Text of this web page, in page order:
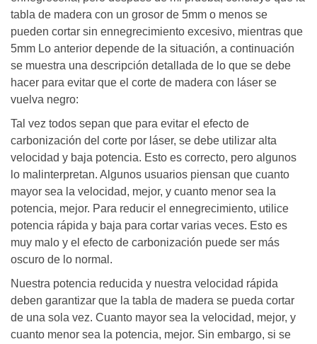
tabla de madera con un grosor de 5mm o menos se
pueden cortar sin ennegrecimiento excesivo, mientras que
5mm Lo anterior depende de la situación, a continuación
se muestra una descripción detallada de lo que se debe
hacer para evitar que el corte de madera con láser se
vuelva negro:
Tal vez todos sepan que para evitar el efecto de
carbonización del corte por láser, se debe utilizar alta
velocidad y baja potencia. Esto es correcto, pero algunos
lo malinterpretan. Algunos usuarios piensan que cuanto
mayor sea la velocidad, mejor, y cuanto menor sea la
potencia, mejor. Para reducir el ennegrecimiento, utilice
potencia rápida y baja para cortar varias veces. Esto es
muy malo y el efecto de carbonización puede ser más
oscuro de lo normal.
Nuestra potencia reducida y nuestra velocidad rápida
deben garantizar que la tabla de madera se pueda cortar
de una sola vez. Cuanto mayor sea la velocidad, mejor, y
cuanto menor sea la potencia, mejor. Sin embargo, si se